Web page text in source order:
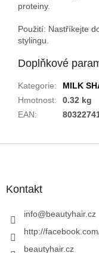
proteiny.
Použití: Nastříkejte
stylingu.
Doplňkové
Kategorie:
MILK
Hmotnost:
0.32 kg
EAN:
Kontakt
info@beautyhair.cz
http://
beautyhair.cz